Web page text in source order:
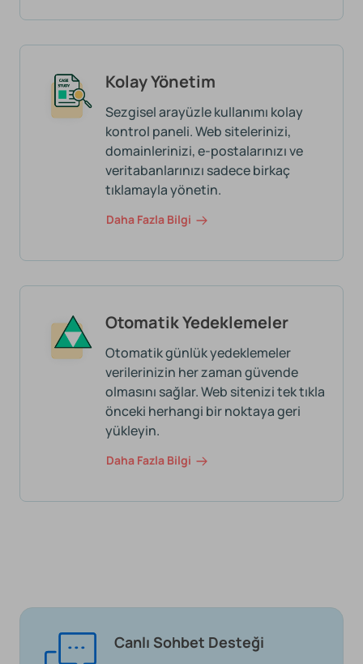
Kolay Yönetim
Sezgisel arayüzle kullanımı kolay
kontrol paneli. Web sitelerinizi,
domainlerinizi, e-postalarınızı ve
veritabanlarınızı sadece birkaç
tıklamayla yönetin.
Daha Fazla Bilgi
Otomatik Yedeklemeler
Otomatik günlük yedeklemeler
verilerinizin her zaman güvende
olmasını sağlar. Web sitenizi tek tıkla
önceki herhangi bir noktaya geri
yükleyin.
Daha Fazla Bilgi
Canlı Sohbet Desteği